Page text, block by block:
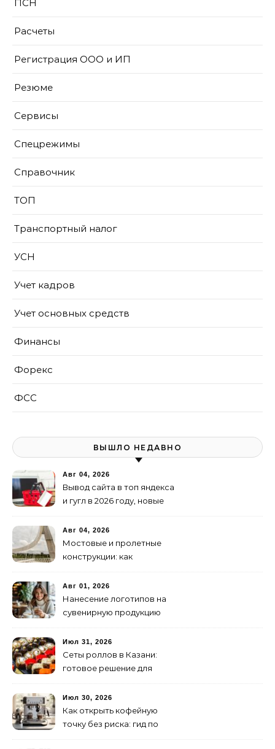
ПСН
Расчеты
Регистрация ООО и ИП
Резюме
Сервисы
Спецрежимы
Справочник
ТОП
Транспортный налог
УСН
Учет кадров
Учет основных средств
Финансы
Форекс
ФСС
ВЫШЛО НЕДАВНО
Авг 04, 2026
Вывод сайта в топ яндекса
и гугл в 2026 году, новые
Авг 04, 2026
Мостовые и пролетные
конструкции: как
изготовление и поставку
Авг 01, 2026
Нанесение логотипов на
сувенирную продукцию
Июл 31, 2026
Сеты роллов в Казани:
готовое решение для
друзьями
Июл 30, 2026
Как открыть кофейную
точку без риска: гид по